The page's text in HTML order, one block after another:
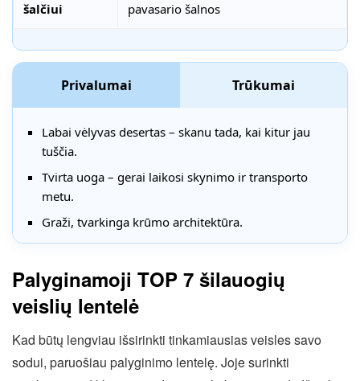
šalčiui
pavasario šalnos
Privalumai Trūkumai
Labai vėlyvas desertas – skanu tada, kai kitur jau
tuščia.
Tvirta uoga – gerai laikosi skynimo ir transporto
metu.
Graži, tvarkinga krūmo architektūra.
Palyginamoji TOP 7 šilauogių
veislių lentelė
Kad būtų lengviau išsirinkti tinkamiausias veisles savo
sodui, paruošiau palyginimo lentelę. Joje surinkti